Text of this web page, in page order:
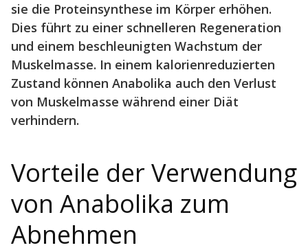
sie die Proteinsynthese im Körper erhöhen.
Dies führt zu einer schnelleren Regeneration
und einem beschleunigten Wachstum der
Muskelmasse. In einem kalorienreduzierten
Zustand können Anabolika auch den Verlust
von Muskelmasse während einer Diät
verhindern.
Vorteile der Verwendung
von Anabolika zum
Abnehmen